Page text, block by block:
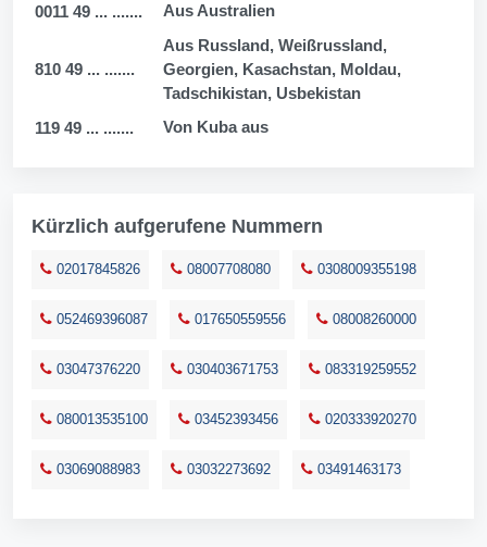
0011 49 ... ....... Aus Australien
810 49 ... .......
Aus Russland, Weißrussland,
Georgien, Kasachstan, Moldau,
Tadschikistan, Usbekistan
119 49 ... .......
Von Kuba aus
Kürzlich aufgerufene Nummern
02017845826 08007708080 0308009355198
052469396087 017650559556 08008260000
03047376220 030403671753 083319259552
080013535100 03452393456 020333920270
03069088983 03032273692 03491463173